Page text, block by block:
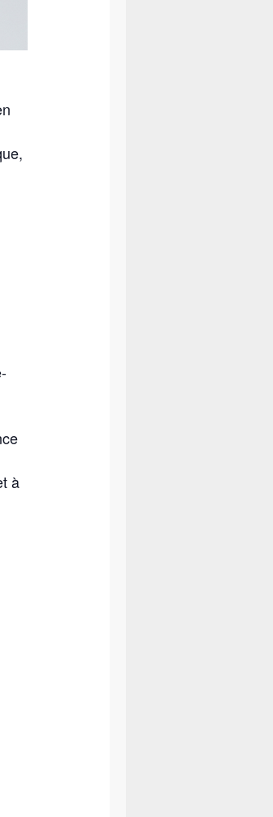
à